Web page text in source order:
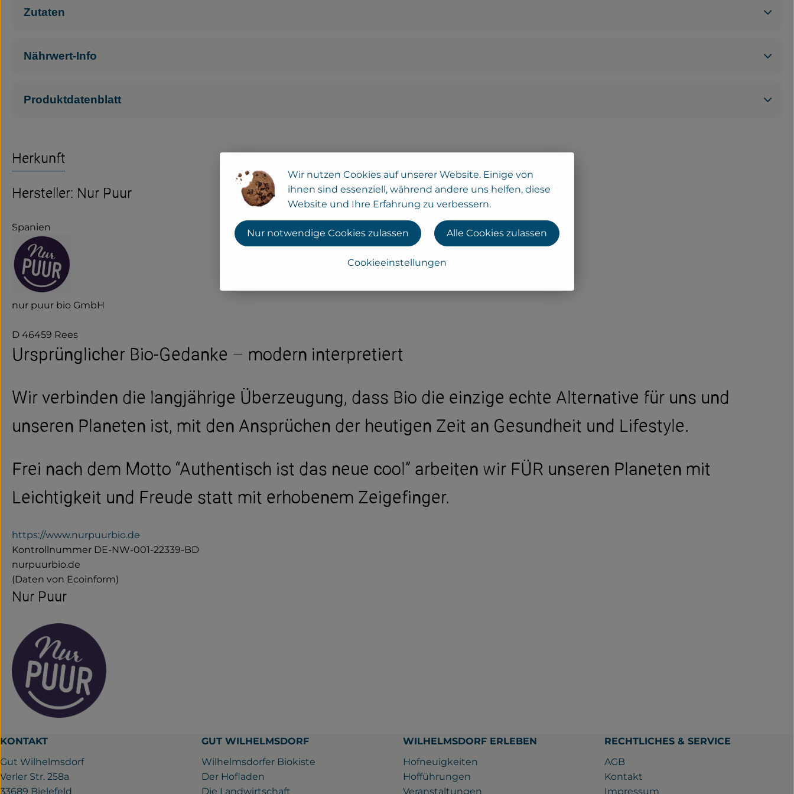
Zutaten
Nährwert-Info
Produktdatenblatt
Herkunft
Hersteller: Nur Puur
Spanien
nur puur bio GmbH
D 46459 Rees
Ursprünglicher Bio-Gedanke – modern interpretiert
Wir verbinden die langjährige Überzeugung, dass Bio die einzige echte Alternative für uns und
unseren Planeten ist, mit den Ansprüchen der heutigen Zeit an Gesundheit und Lifestyle.
Frei nach dem Motto “Authentisch ist das neue cool” arbeiten wir FÜR unseren Planeten mit
Leichtigkeit und Freude statt mit erhobenem Zeigefinger.
https://www.nurpuurbio.de
Kontrollnummer DE-NW-001-22339-BD
nurpuurbio.de
(Daten von Ecoinform)
Nur Puur
KONTAKT
Gut Wilhelmsdorf
Verler Str. 258a
33689 Bielefeld
GUT WILHELMSDORF
Wilhelmsdorfer Biokiste
Der Hofladen
Die Landwirtschaft
WILHELMSDORF ERLEBEN
Hofneuigkeiten
Hofführungen
Veranstaltungen
RECHTLICHES & SERVICE
AGB
Kontakt
Impressum
Wir nutzen Cookies auf unserer Website. Einige von
ihnen sind essenziell, während andere uns helfen, diese
Website und Ihre Erfahrung zu verbessern.
Cookieeinstellungen
Nur notwendige Cookies zulassen Alle Cookies zulassen